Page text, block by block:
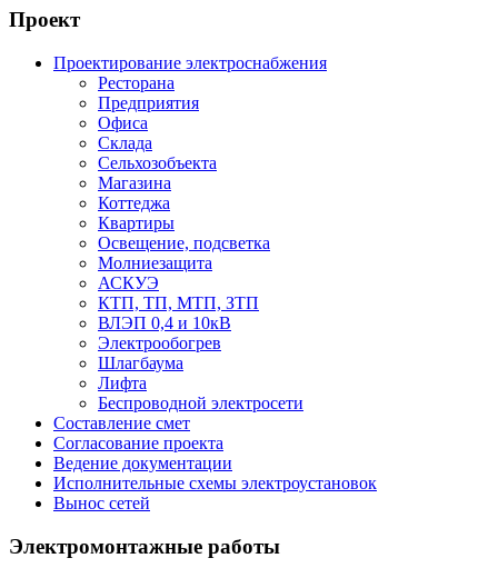
Проект
Проектирование электроснабжения
Ресторана
Предприятия
Офиса
Склада
Сельхозобъекта
Магазина
Коттеджа
Квартиры
Освещение, подсветка
Молниезащита
АСКУЭ
КТП, ТП, МТП, ЗТП
ВЛЭП 0,4 и 10кВ
Электрообогрев
Шлагбаума
Лифта
Беспроводной электросети
Составление смет
Согласование проекта
Ведение документации
Исполнительные схемы электроустановок
Вынос сетей
Электромонтажные работы